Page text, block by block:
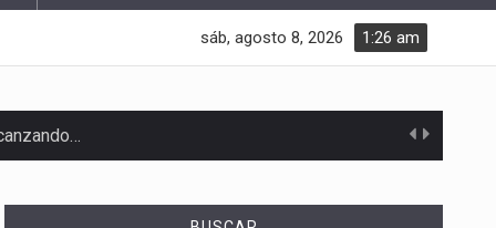
1:26 am
sáb, agosto 8, 2026